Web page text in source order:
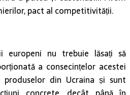
pact al competitivității.
europeni nu trebuie lăsați să
a consecințelor acestei
produselor din Ucraina și sunt